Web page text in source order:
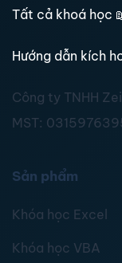
Tất cả khoá học
Hướng dẫn kích
Công ty TNHH
MST:
Sản phẩm
Khóa học Excel
Khóa học VBA